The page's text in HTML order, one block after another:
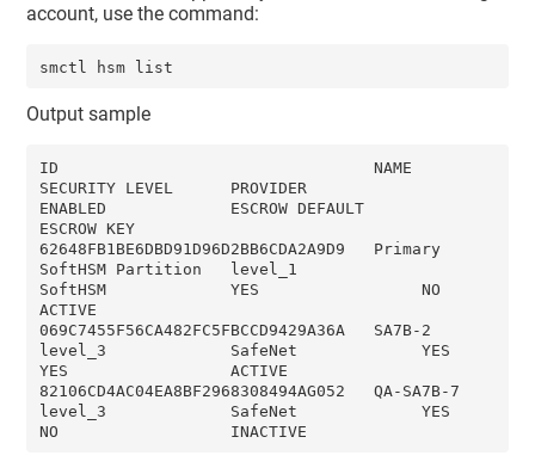
account, use the command:
smctl hsm list
Output sample
ID                                 NAME
SECURITY LEVEL      PROVIDER
ENABLED             ESCROW DEFAULT
ESCROW KEY
62648FB1BE6DBD91D96D2BB6CDA2A9D9   Primary
SoftHSM Partition   level_1
SoftHSM             YES                 NO
ACTIVE
069C7455F56CA482FC5FBCCD9429A36A   SA7B-2
level_3             SafeNet             YES
YES                 ACTIVE
82106CD4AC04EA8BF2968308494AG052   QA-SA7B-7
level_3             SafeNet             YES
NO                  INACTIVE